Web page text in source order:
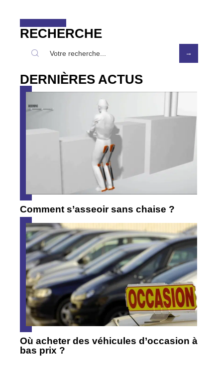
RECHERCHE
DERNIÈRES ACTUS
Comment s’asseoir sans chaise ?
Où acheter des véhicules d’occasion à
bas prix ?